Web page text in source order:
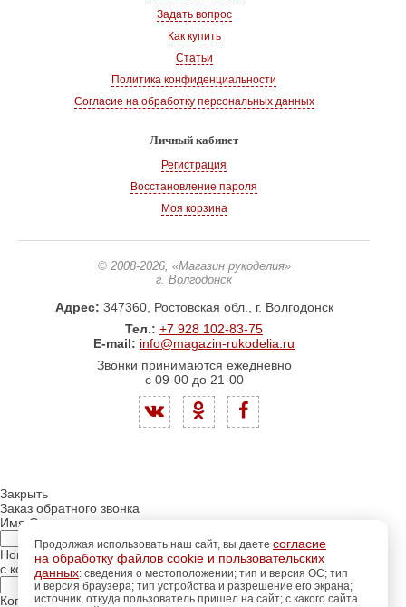
Задать вопрос
Как купить
Статьи
Политика конфиденциальности
Согласие на обработку персональных данных
Личный кабинет
Регистрация
Восстановление пароля
Моя корзина
© 2008-2026, «Магазин рукоделия»
г. Волгодонск
Адрес: 347360, Ростовская обл., г. Волгодонск
Тел.: +7 928 102-83-75
E-mail: info@magazin-rukodelia.ru
Звонки принимаются ежедневно
с 09-00 до 21-00
Продолжая использовать наш сайт, вы даете согласие
на обработку файлов cookie и пользовательских
данных: сведения о местоположении; тип и версия ОС; тип
и версия браузера; тип устройства и разрешение его экрана;
источник, откуда пользователь пришел на сайт; с какого сайта
Закрыть
Заказ обратного звонка
Имя Отчество:
Номер телефона:
с кодом города
Когда позвонить?